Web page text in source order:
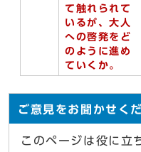
て触れられて
いるが、大人
への啓発をど
のように進め
ていくか。
ご意見をお聞かせく
このページは役に立